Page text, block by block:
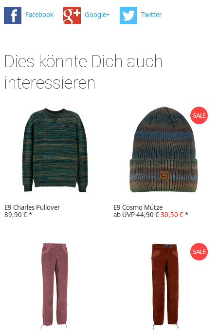
Facebook Google+ Twitter
Dies könnte Dich auch
interessieren
E9 Charles Pullover
89,90 €*
E9 Cosmo Mütze
abUVP 44,90 €30,50 €*